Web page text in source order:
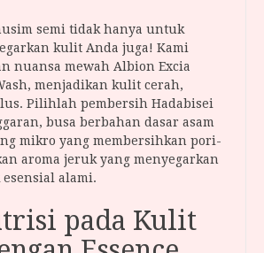
semi tidak hanya untuk
kulit Anda juga! Kami
nuansa mewah Albion Excia
menjadikan kulit cerah,
Pilihlah pembersih Hadabisei
busa berbahan dasar asam
mikro yang membersihkan pori-
aroma jeruk yang menyegarkan
alami.
pada Kulit